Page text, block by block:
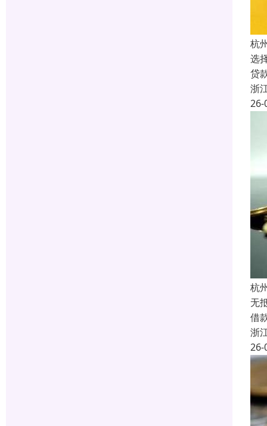
杭
选
贷
浙
26-
杭
无
借
浙
26-